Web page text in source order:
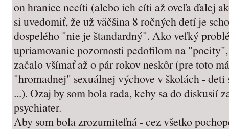
on hranice necíti (alebo ich cíti až oveľa ďalej
si uvedomiť, že už väčšina 8 ročných detí je
dospelého "nie je štandardný". Ako veľký
upriamovanie pozornosti pedofilom na
začalo všímať až o pár rokov neskôr (pre toto
"hromadnej" sexuálnej výchove v školách -
...). Ozaj by som bola rada, keby sa do diskusií
psychiater.
Aby som bola zrozumiteľná - cez všetko